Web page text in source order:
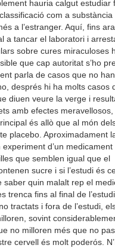
hauria calgut estudiar
com a substància
a l’estranger. Aquí, fins
a tancar el laboratori i
sobre cures miraculoses
que cap autoritat s’ho
parla de casos que no
després hi ha molts casos
diuen veure la verge i
amb efectes
és allò que al món
placebo. Aproximadament
d’un
que semblen igual que el
sucre i si l’estudi és
saber quin malalt rep el
trenca fins al final de
tractats i fora de l’estudi,
sovint
no milloren més que no
cervell és molt poderós.